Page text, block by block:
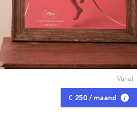
Vanaf
€ 250 / maand